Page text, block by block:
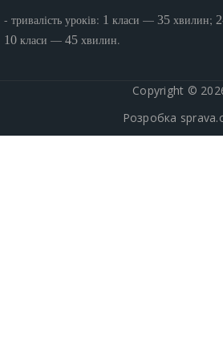
- тривалість уроків: 1 класи — 35 хвилин;
10 класи — 45 хвилин.
Copyright ©
Розробка